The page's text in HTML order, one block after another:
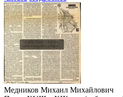
Медников Михаил Михайлович